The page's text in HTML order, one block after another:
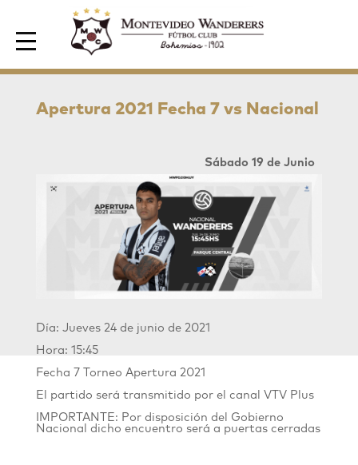
Area de Socios
Apertura 2021 Fecha 7 vs Nacional
Sábado 19 de Junio
Día: Jueves 24 de junio de 2021
Hora: 15:45
Fecha 7 Torneo Apertura 2021
El partido será transmitido por el canal VTV Plus
IMPORTANTE: Por disposición del Gobierno
Nacional dicho encuentro será a puertas cerradas